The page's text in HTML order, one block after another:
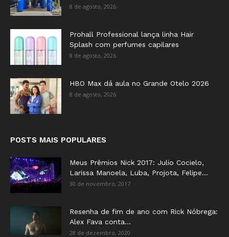
8 de agosto, 2026
Prohall Professional lança linha Hair
Splash com perfumes capilares
8 de agosto, 2026
HBO Max dá aula no Grande Otelo 2026
8 de agosto, 2026
POSTS MAIS POPULARES
Meus Prêmios Nick 2017: Julio Cocielo,
Larissa Manoela, Luba, Projota, Felipe...
30 de novembro, 2017
Resenha de fim de ano com Rick Nóbrega:
Alex Fava conta...
28 de dezembro, 2020